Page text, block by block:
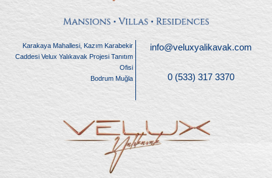
Karakaya Mahallesi, Kazım Karabekir
Caddesi Velux Yalıkavak Projesi Tanıtım
Ofisi
Bodrum Muğla
info@veluxyalikavak.com
0 (533) 317 3370